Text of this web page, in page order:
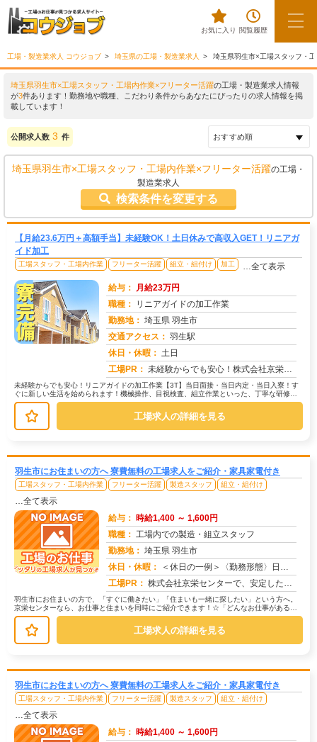
お気に入り 閲覧履歴
工場・製造業求人 コウジョブ 埼玉県の工場・製造業求人 埼玉県羽生市×工場スタッフ・
埼玉県羽生市×工場スタッフ・工場内作業×フリーター活躍の工場・製造業求人情報
が3件あります！勤務地や職種、こだわり条件からあなたにぴったりの求人情報を掲
載しています！
公開求人数 3 件
埼玉県羽生市×工場スタッフ・工場内作業×フリーター活躍の工場・
製造業求人
検索条件を変更する
【月給23.6万円＋高額手当】未経験OK！土日休みで高収入GET！リニアガ
イド加工
工場スタッフ・工場内作業 フリーター活躍 組立・組付け 加工 …全て表示
給与： 月給23万円
職種：
リニアガイドの加工作業
勤務地： 埼玉県 羽生市
交通アクセス： 羽生駅
休日・休暇： 土日
工場PR： 未経験からでも安心！株式会社京栄センターで新しい一歩を踏み出してみませんか？◆年齢・経験・資格は一切不問です！先輩...
未経験からでも安心！リニアガイドの加工作業【3T】当日面接・当日内定・当日入寮！す
ぐに新しい生活を始められます！機械操作、目視検査、組立作業といった、丁寧な研修が
あるので未経験の方も安心です。→...
工場求人の詳細を見る
羽生市にお住まいの方へ 寮費無料の工場求人をご紹介・家具家電付き
工場スタッフ・工場内作業 フリーター活躍 製造スタッフ 組立・組付け
…全て表示
給与： 時給1,400 ～ 1,600円
職種： 工場内での製造・組立スタッフ
勤務地： 埼玉県 羽生市
休日・休暇：
＜休日の一例＞〈勤務形態〉日勤〈休日〉土日★ＧＷ・夏季・冬季・年末年始休暇あり★有給休暇あり※配属先により休日・勤...
工場PR： 株式会社京栄センターで、安定した暮らしを手に入れませんか？☆家具付き寮がすぐに利用可能！→ 敷金・礼金・鍵交換代も...
羽生市にお住まいの方で、「すぐに働きたい」「住まいも一緒に探したい」という方へ。
京栄センターなら、お仕事と住まいを同時にご紹介できます！☆「どんなお仕事がある
の？」→ 製造・組立・検査・軽作業な...
工場求人の詳細を見る
羽生市にお住まいの方へ 寮費無料の工場求人をご紹介・家具家電付き
工場スタッフ・工場内作業 フリーター活躍 製造スタッフ 組立・組付け
…全て表示
給与： 時給1,400 ～ 1,600円